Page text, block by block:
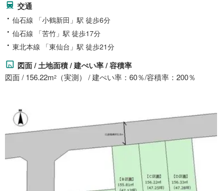
交通
仙石線 「小鶴新田」駅 徒歩6分
仙石線 「苦竹」駅 徒歩17分
東北本線 「東仙台」駅 徒歩21分
図面 / 土地面積 / 建ぺい率 / 容積率
図面 / 156.22m2 （実測） / 建ぺい率：60％/容積率：200％